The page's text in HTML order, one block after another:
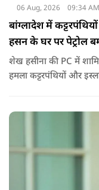
06 Aug, 2026 09:34 AM
बांग्लादेश में
हसन के घर पर पेट्रोल
शेख हसीना की PC में
हमला कट्टरपंथियों और
जरिए संबोधन दिया था.